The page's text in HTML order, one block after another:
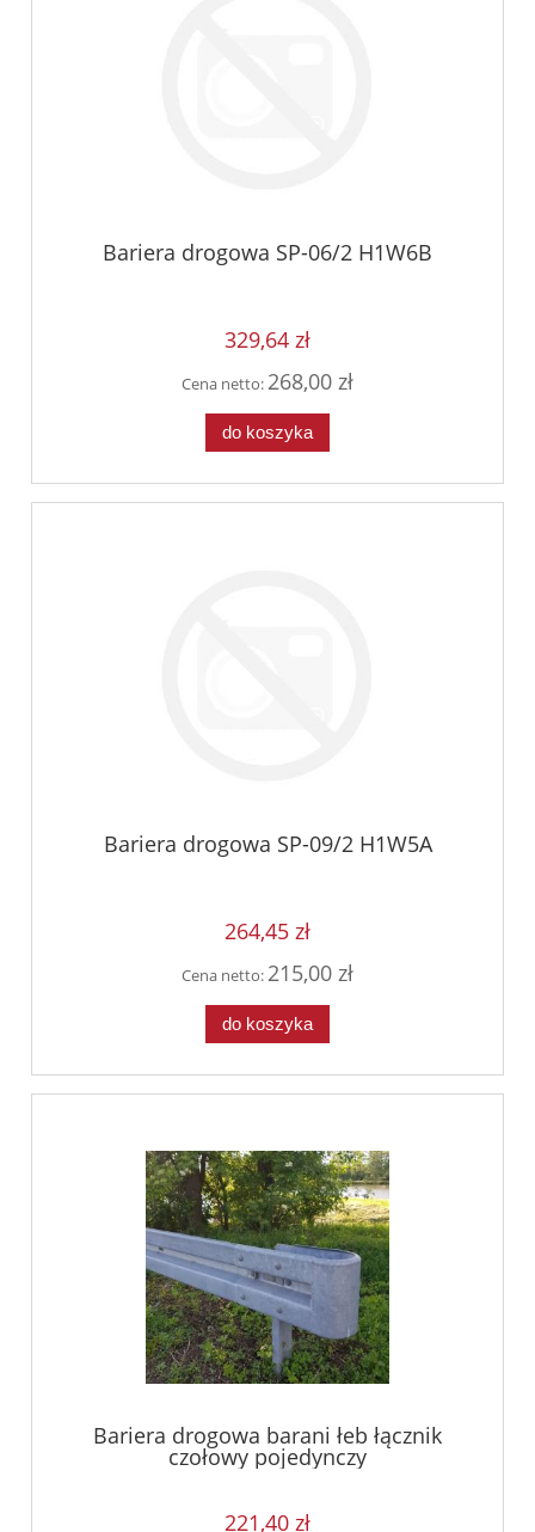
Bariera drogowa SP-06/2 H1W6B
329,64 zł
Cena netto: 268,00 zł
do koszyka
Bariera drogowa SP-09/2 H1W5A
264,45 zł
Cena netto: 215,00 zł
do koszyka
Bariera drogowa barani łeb łącznik
czołowy pojedynczy
221,40 zł